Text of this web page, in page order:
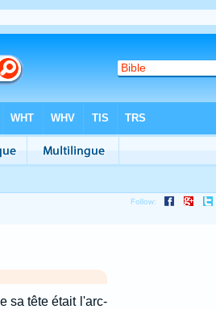
sa tête était l'arc-